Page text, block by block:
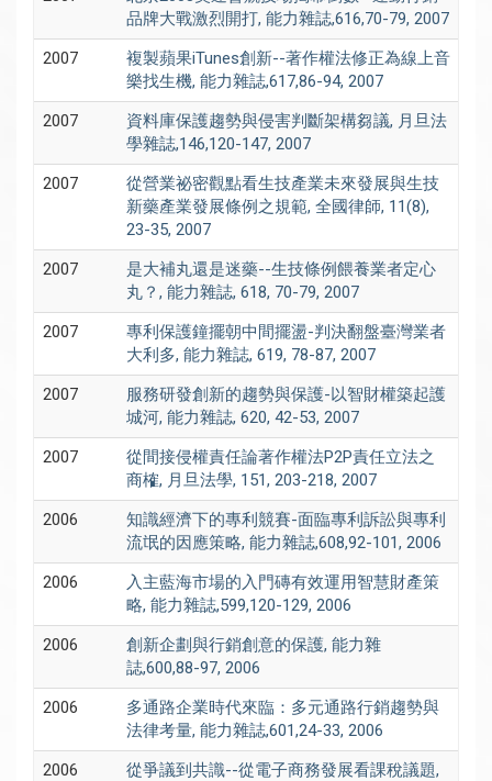
品牌大戰激烈開打, 能力雜誌,616,70-79, 2007
2007
複製蘋果iTunes創新--著作權法修正為線上音
樂找生機, 能力雜誌,617,86-94, 2007
2007
資料庫保護趨勢與侵害判斷架構芻議, 月旦法
學雜誌,146,120-147, 2007
2007
從營業祕密觀點看生技產業未來發展與生技
新藥產業發展條例之規範, 全國律師, 11(8),
23-35, 2007
2007
是大補丸還是迷藥--生技條例餵養業者定心
丸？, 能力雜誌, 618, 70-79, 2007
2007
專利保護鐘擺朝中間擺盪-判決翻盤臺灣業者
大利多, 能力雜誌, 619, 78-87, 2007
2007
服務研發創新的趨勢與保護-以智財權築起護
城河, 能力雜誌, 620, 42-53, 2007
2007
從間接侵權責任論著作權法P2P責任立法之
商榷, 月旦法學, 151, 203-218, 2007
2006
知識經濟下的專利競賽-面臨專利訴訟與專利
流氓的因應策略, 能力雜誌,608,92-101, 2006
2006
入主藍海市場的入門磚有效運用智慧財產策
略, 能力雜誌,599,120-129, 2006
2006
創新企劃與行銷創意的保護, 能力雜
誌,600,88-97, 2006
2006
多通路企業時代來臨：多元通路行銷趨勢與
法律考量, 能力雜誌,601,24-33, 2006
2006
從爭議到共識--從電子商務發展看課稅議題,